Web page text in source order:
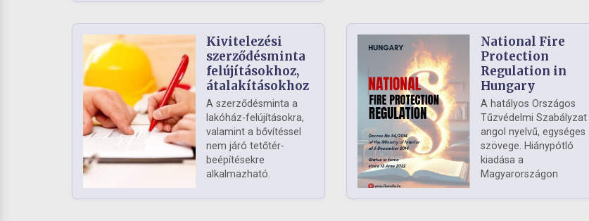
Kivitelezési
szerződésminta
felújításokhoz,
átalakításokhoz
A szerződésminta a
lakóház-felújításokra,
valamint a bővítéssel
nem járó tetőtér-
beépítésekre
alkalmazható.
National Fire
Protection
Regulation in
Hungary
A hatályos Országos
Tűzvédelmi Szabályzat
angol nyelvű, egységes
szövege. Hiánypótló
kiadása a
Magyarországon